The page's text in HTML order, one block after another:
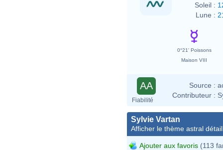
Soleil :
Lune :
0°21' Poissons
Maison VIII
AA
Fiabilité
Source :
Contributeur :
Sylvie Vartan
Afficher le thème astral
Ajouter aux favoris (113